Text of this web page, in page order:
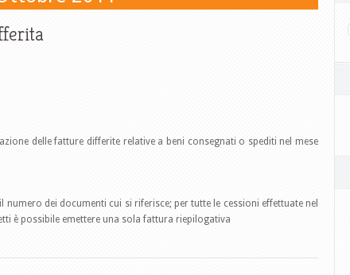
delle fatture differite relative a beni consegnati o spediti nel mese
numero dei documenti cui si riferisce; per tutte le cessioni effettuate nel
è possibile emettere una sola fattura riepilogativa